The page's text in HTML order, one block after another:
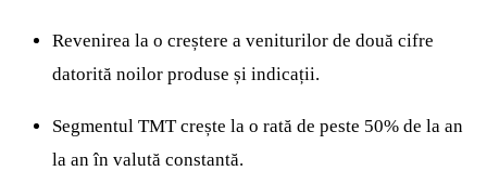
Revenirea la o creștere a veniturilor de două cifre
datorită noilor produse și indicații.
Segmentul TMT crește la o rată de peste 50% de la an
la an în valută constantă.